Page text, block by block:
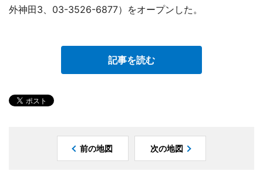
外神田3、03-3526-6877）をオープンした。
記事を読む
前の地図 次の地図